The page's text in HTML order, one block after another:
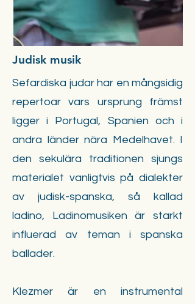
Judisk musik
Sefardiska judar har en mångsidig
repertoar vars ursprung främst
ligger i Portugal, Spanien och i
andra länder nära Medelhavet. I
den sekulära traditionen sjungs
materialet vanligtvis på dialekter
av judisk-spanska, så kallad
ladino, Ladinomusiken är starkt
influerad av teman i spanska
ballader.
Klezmer är en instrumental